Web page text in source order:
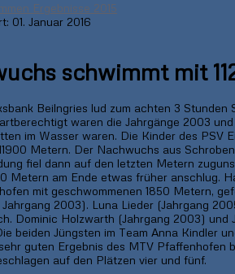
Ergebnisse 2015
01. Januar 2016
schwimmt mit
Beilngries lud zum achten 3 Stunden
waren die Jahrgänge 2003
im Wasser waren. Die Kinder des PSV
Metern. Der Nachwuchs aus
fiel dann auf den letzten Metern
Metern am Ende etwas früher anschlug.
mit geschwommenen 1850 Metern,
2003). Luna Lieder (Jahrgang
Dominic Holzwarth (Jahrgang 2003)
beiden Jüngsten im Team Anna Kindler
guten Ergebnis des MTV Pfaffenhofen
auf den Plätzen vier und fünf.